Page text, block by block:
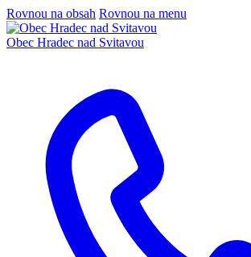
Rovnou na obsah Rovnou na menu
Obec Hradec nad Svitavou